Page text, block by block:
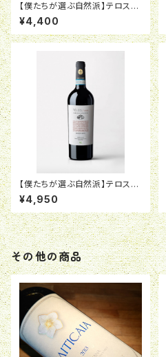
【僕たちが選ぶ自然派】テロス
ピノ・グリージョ2021カスタニェ
ーディ<16771>
¥4,400
【僕たちが選ぶ自然派】テロス
イル・ロッソ2018カスタニェーデ
ィ<16671>
¥4,950
その他の商品